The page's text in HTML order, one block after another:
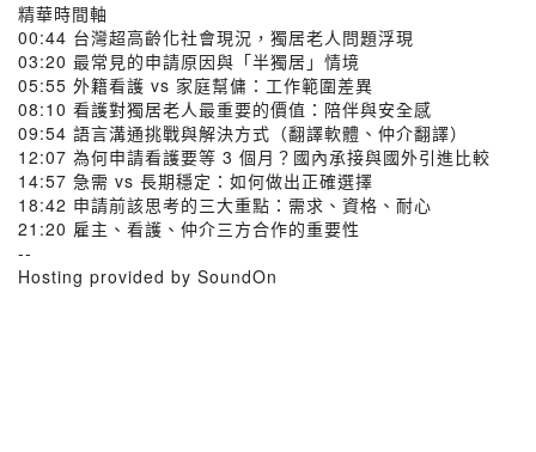
精華時間軸
00:44 台灣超高齡化社會現況，獨居老人問題浮現
03:20 最常見的申請原因與「半獨居」情境
05:55 外籍看護 vs 家庭幫傭：工作範圍差異
08:10 看護對獨居老人最重要的價值：陪伴與安全感
09:54 語言溝通挑戰與解決方式（翻譯軟體、仲介翻譯）
12:07 為何申請看護要等 3 個月？國內承接與國外引進比較
14:57 急需 vs 長期穩定：如何做出正確選擇
18:42 申請前該思考的三大重點：需求、資格、耐心
21:20 雇主、看護、仲介三方合作的重要性
--
Hosting provided by SoundOn